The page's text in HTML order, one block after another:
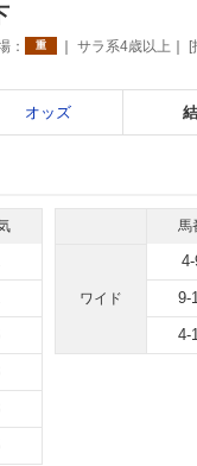
： 重 サラ系4歳以上 [
オッズ
馬
ワイド 9-
4-